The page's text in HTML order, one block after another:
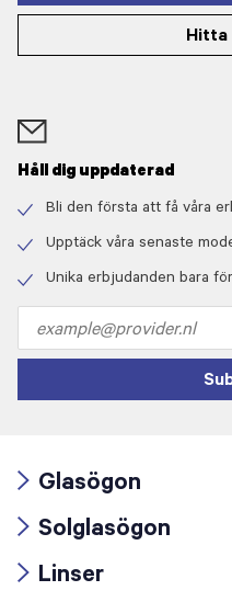
Hitta
Håll dig uppdaterad
icon
Bli den första att få våra
icon
Upptäck våra senaste
Unika erbjudanden bara
address
icon
Glasögon
icon
Solglasögon
Linser